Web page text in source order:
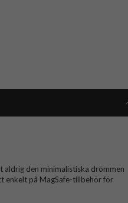
aldrig den minimalistiska drömmen
enkelt på MagSafe-tillbehör för